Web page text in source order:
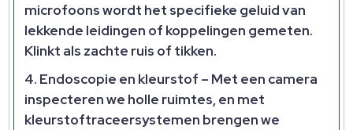
microfoons wordt het specifieke geluid van
lekkende leidingen of koppelingen gemeten.​
Klinkt als zachte ruis of tikken.​
Endoscopie en kleurstof – Met een camera
inspecteren we holle ruimtes, en met
kleurstoftraceersystemen brengen we